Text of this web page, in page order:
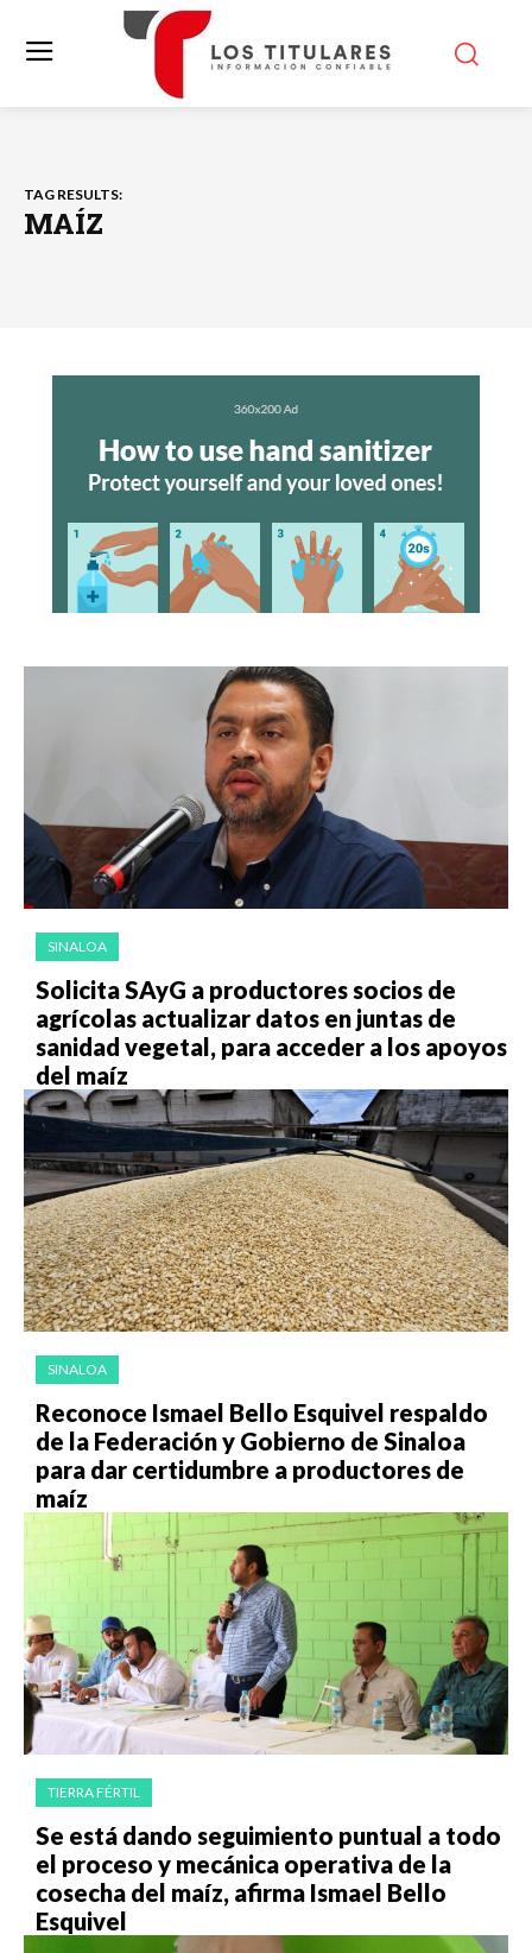
TAG RESULTS:
MAÍZ
SINALOA
Solicita SAyG a productores socios de
agrícolas actualizar datos en juntas de
sanidad vegetal, para acceder a los apoyos
del maíz
SINALOA
Reconoce Ismael Bello Esquivel respaldo
de la Federación y Gobierno de Sinaloa
para dar certidumbre a productores de
maíz
TIERRA FÉRTIL
Se está dando seguimiento puntual a todo
el proceso y mecánica operativa de la
cosecha del maíz, afirma Ismael Bello
Esquivel